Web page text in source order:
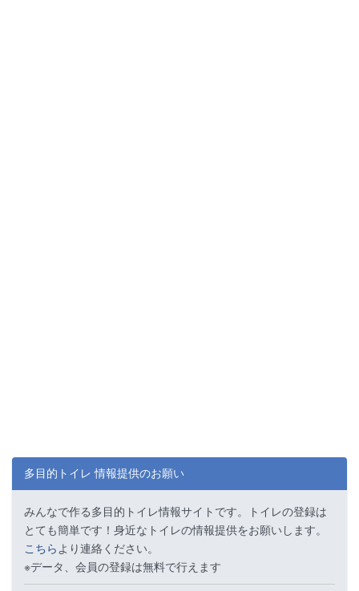
多目的トイレ 情報提供のお願い
みんなで作る多目的トイレ情報サイトです。トイレの登録は
とても簡単です！身近なトイレの情報提供をお願いします。
こちらより連絡ください。
※データ、会員の登録は無料で行えます